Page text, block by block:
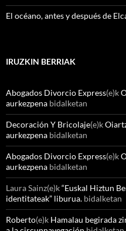
El océano, antes y después de
IRUZKIN BERRIAK
Abogados Divorcio Express(e)k
aurkezpena bidalketan
Decoración Y Bricolaje(e)k
aurkezpena bidalketan
Abogados Divorcio Express(e)k
aurkezpena bidalketan
Laura Sainz(e)k“Euskal Hiztun
identitateak” liburua. bidalketan
Roberto(e)k Hamalau begirada